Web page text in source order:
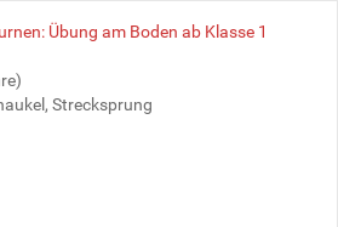
Übung am Boden ab Klasse 1
Strecksprung